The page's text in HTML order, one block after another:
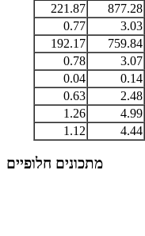
877.28
221.87
3.03
0.77
759.84
192.17
3.07
0.78
0.14
0.04
2.48
0.63
4.99
1.26
4.44
1.12
מתכונים חלופיים